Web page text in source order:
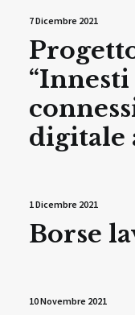
7 Dicembre 2021
“Innesti
digitale
1 Dicembre 2021
Borse
10 Novembre 2021